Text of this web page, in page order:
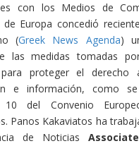
con los Medios de
de Europa concediό
(Greek News Agenda)
las medidas tomadas
para proteger el
e información, como
10 del Convenio
Panos Kakaviatos ha
de Noticias